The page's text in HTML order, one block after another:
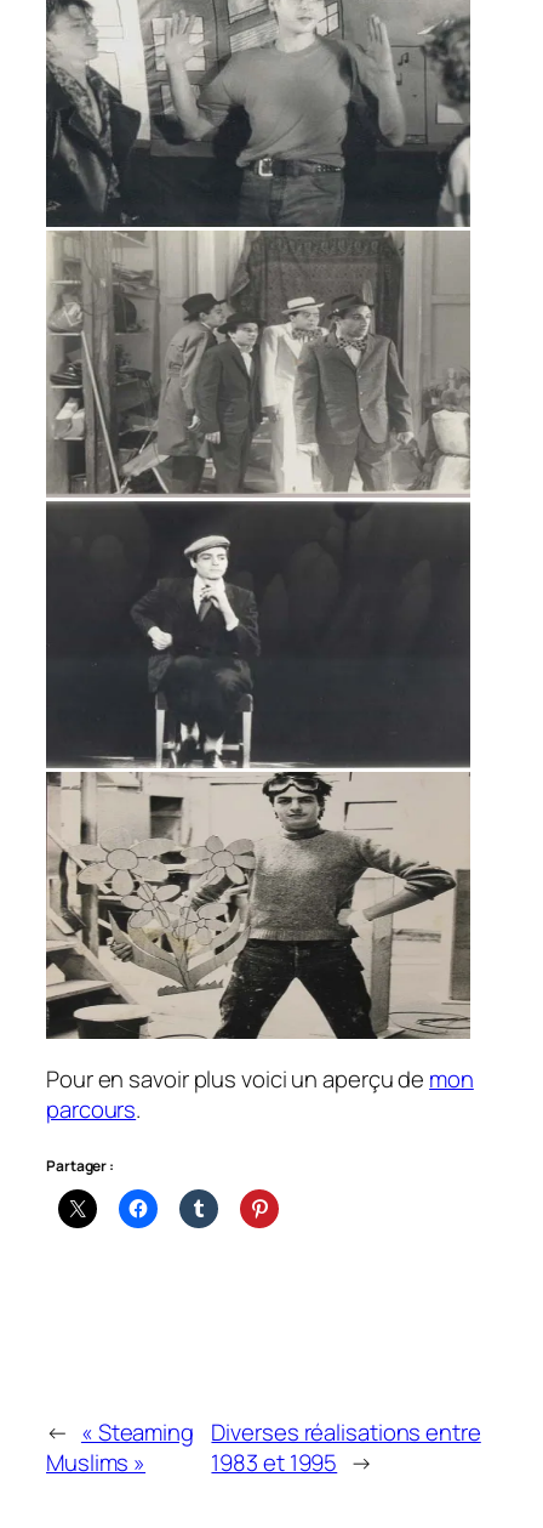
Pour en savoir plus voici un aperçu de mon
parcours.
Partager :
← « Steaming
Muslims »
Diverses réalisations entre
1983 et 1995 →